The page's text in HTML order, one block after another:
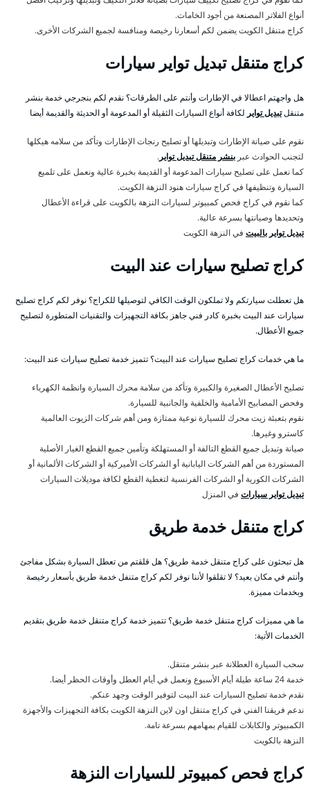
أنواع الفلاتر المصنعة من أجود الخامات.
كراج متنقل الكويت يضمن لكم أسعارنا رخيصة ومنافسة لجميع الشركات الأخرى.
كراج متنقل تبديل تواير سيارات
هل واجهتم اعطالا في الإطارات وأنتم على الطرقات؟ نقدم لكم بنجرجي خدمة بنشر
متنقلتبديل تواير لكافة أنواع السيارات الثقيلة أو المدعومة أو الحديثة والقديمة أيضا
نقوم على صيانة الإطارات وتبديلها أو تصليح رنجات الإطارات وتأكد من سلامه هيكلها
لتجنب الحوادث عبر بنشر متنقل تبديل تواير.
كما نعمل على تصليح سيارات المدعومة أو القديمة بخبرة عالية ونعمل على تلميع
السيارة وتنظيفها في كراج سيارات هنود النزهة الكويت.
كما نقوم في كراج فحص كمبيوتر لسيارات النزهة بالكويت على قراءة الأعطال
وتحديدها وصيانتها بسرعة عالية.
تبديل تواير بالبيت في النزهة الكويت
كراج تصليح سيارات عند البيت
هل تعطلت سيارتكم ولا تملكون الوقت الكافي لتوصيلها للكراج؟ نوفر لكم كراج تصليح
سيارات عند البيت بخبرة كادر فني جاهز بكافة التجهيزات والتقنيات المتطورة لتصليح
جميع الأعطال.
ما هي خدمات كراج تصليح سيارات عند البيت؟ تتميز خدمة تصليح سيارات عند البيت:
تصليح الأعطال الصغيرة والكبيرة وتأكد من سلامة محرك السيارة وانظمة الكهرباء
وفحص المصابيح الأمامية والخلفية والجانبية للسيارة.
نقوم بتعبئة زيت محرك للسيارة نوعية ممتازة ومن أهم شركات الزيوت العالمية
كاسترو وغيرها.
صيانة وتبديل جميع القطع التالفة أو المستهلكة وتأمين جميع القطع الغيار الأصلية
المستوردة من أهم الشركات اليابانية أو الشركات الأميركية أو الشركات الألمانية أو
الشركات الكورية أو الشركات الفرنسية لتغطية القطع لكافة موديلات السيارات
تبديل تواير سيارات في المنزل
كراج متنقل خدمة طريق
هل تبحثون على كراج متنقل خدمة طريق؟ هل قلقتم من تعطل السيارة بشكل مفاجئ
وأنتم في مكان بعيد؟ لا تقلقوا لأننا نوفر لكم كراج متنفل خدمة طريق بأسعار رخيصة
وبخدمات مميزة.
ما هي مميزات كراج متنقل خدمة طريق؟ تتميز خدمة كراج متنقل خدمة طريق بتقديم
الخدمات الأتية:
سحب السيارة العطلانة عبر بنشر متنقل.
خدمة 24 ساعة طيلة أيام الأسبوع ونعمل في أيام العطل وأوقات الحظر أيضا.
نقدم خدمة تصليح السيارات عند البيت لتوفير الوقت وجهد عنكم.
ندعم فريقنا الفني في كراج متنقل اون لاين النزهة الكويت بكافة التجهيزات والأجهزة
الكمبيوتر والكابلات للقيام بمهامهم بسرعة تامة.
النزهة بالكويت
كراج فحص كمبيوتر للسيارات النزهة